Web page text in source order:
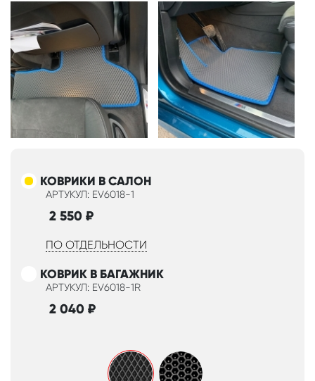
КОВРИКИ В САЛОН
АРТУКУЛ: EV6018-1
2 550 ₽
ПО ОТДЕЛЬНОСТИ
КОВРИК В БАГАЖНИК
АРТУКУЛ: EV6018-1R
2 040 ₽